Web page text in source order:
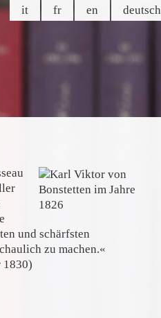
deutsch
en
fr
it
und schärfsten
zu machen.«
1830)